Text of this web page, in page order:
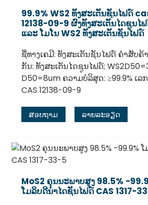
99.9% WS2 ທັງສະເຕັນຊັນໄຟດ໌
12138-09-9 ຜົງທັງສະເຕັນໄດຊູນໄ
ແລະ ໂມໂນ WS2 ທັງສະເຕັນຊັນໄຟດ໌
ຊື່ທາງເຄມີ: ທັງສະເຕັນຊັນໄຟດ໌ ຄຳສັບຄ້
ກັນ: ທັງສະເຕັນໄດຊູນໄຟດ໌;
D50=8um ຄວາມບໍລິສຸດ: ≥99.9% ເລ
CAS 12138-09-9
ສອບຖາມ ລາຍລະອຽດ
MoS2 ຄຸນນະພາບສູງ 98.5% -
ໂມລິບດີນຳໄດຊັນໄຟດ໌ CAS 1317-